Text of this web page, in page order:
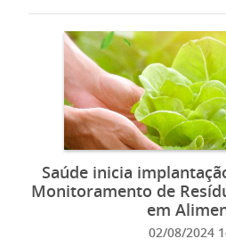
Saúde inicia
Monitoramento de
em
02/08/2024